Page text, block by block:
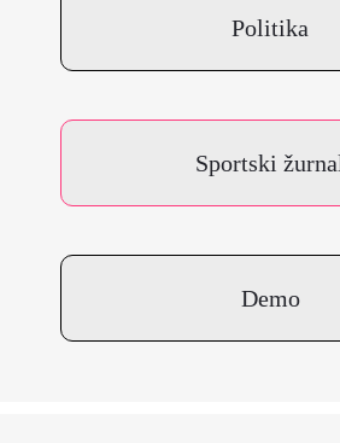
Politika
Sportski
Demo